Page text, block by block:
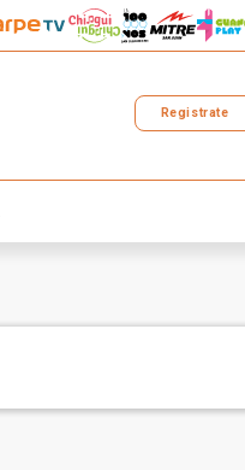
Registrate